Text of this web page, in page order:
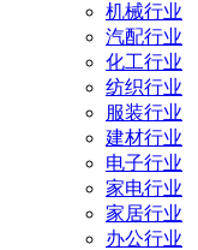
机械行业
汽配行业
化工行业
纺织行业
服装行业
建材行业
电子行业
家电行业
家居行业
办公行业